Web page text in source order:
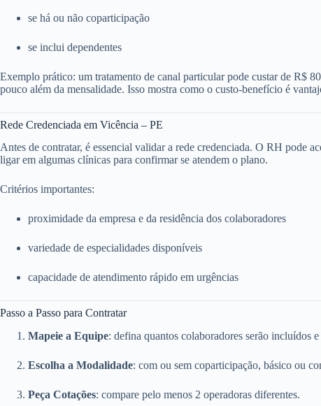
se há ou não coparticipação
se inclui dependentes
Exemplo prático: um tratamento de canal particular pode custar de R$
pouco além da mensalidade. Isso mostra como o custo-benefício é
Rede Credenciada em Vicência – PE
Antes de contratar, é essencial validar a rede credenciada. O RH pode
ligar em algumas clínicas para confirmar se atendem o plano.
Critérios importantes:
proximidade da empresa e da residência dos colaboradores
variedade de especialidades disponíveis
capacidade de atendimento rápido em urgências
Passo a Passo para Contratar
Mapeie a Equipe: defina quantos colaboradores serão incluídos e
Escolha a Modalidade: com ou sem coparticipação, básico ou
Peça Cotações: compare pelo menos 2 operadoras diferentes.